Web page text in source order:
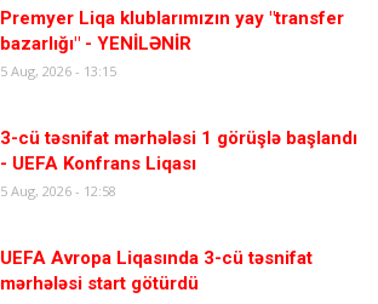
Premyer Liqa klublarımızın yay "transfer
bazarlığı" - YENİLƏNİR
5 Aug, 2026 - 13:15
3-cü təsnifat mərhələsi 1 görüşlə başlandı
- UEFA Konfrans Liqası
5 Aug, 2026 - 12:58
UEFA Avropa Liqasında 3-cü təsnifat
mərhələsi start götürdü